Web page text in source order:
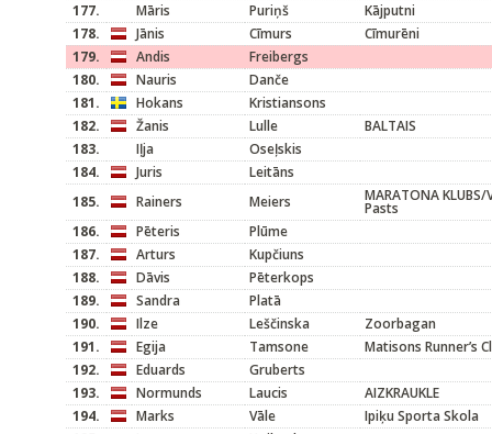
177.
Māris Puriņš
Kājputni
178.
Jānis Cīmurs
Cīmurēni
179.
Andis
Freibergs
180.
Nauris
Danče
181.
Hokans
Kristiansons
182.
Žanis Lulle
BALTAIS
183.
Iļja
Oseļskis
184.
Juris
Leitāns
185.
Rainers Meiers MARATONA
Pasts
186.
Pēteris
Plūme
187.
Arturs
Kupčiuns
188.
Dāvis
Pēterkops
189.
Sandra
Platā
190.
Ilze Leščinska
Zoorbagan
191.
Egija Tamsone
Matisons Runner’s
192.
Eduards
Gruberts
193.
Normunds Laucis
AIZKRAUKLE
194.
Marks Vāle
Ipiķu Sporta Skola